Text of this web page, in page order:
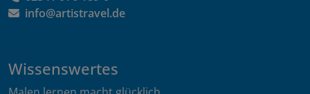
info@artistravel.de
Wissenswertes